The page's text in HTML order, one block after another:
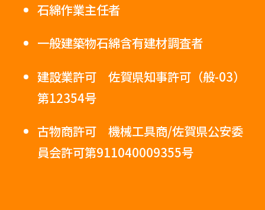
石綿作業主任者
一般建築物石綿含有建材調査者
建設業許可 佐賀県知事許可（般-03）
第12354号
古物商許可 機械工具商/佐賀県公安委
員会許可第911040009355号